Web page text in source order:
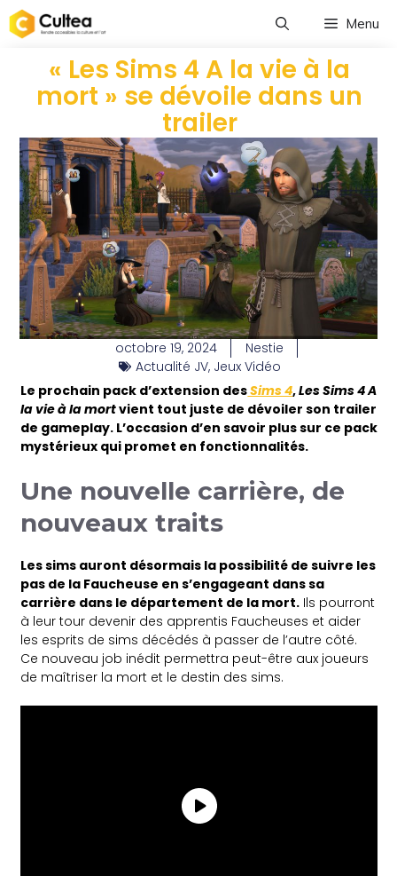
Menu
« Les Sims 4 A la vie à la
mort » se dévoile dans un
trailer
octobre 19, 2024
Nestie
Actualité JV, Jeux Vidéo
Le prochain pack d’extension desSims 4,Les Sims 4 A
la vie à la mortvient tout juste de dévoiler son trailer
de gameplay. L’occasion d’en savoir plus sur ce pack
mystérieux qui promet en fonctionnalités.
Une nouvelle carrière, de
nouveaux traits
Les sims auront désormais la possibilité de suivre les
pas de la Faucheuse en s’engageant dans sa
carrière dans le département de la mort. Ils pourront
à leur tour devenir des apprentis Faucheuses et aider
les esprits de sims décédés à passer de l’autre côté.
Ce nouveau job inédit permettra peut-être aux joueurs
de maîtriser la mort et le destin des sims.